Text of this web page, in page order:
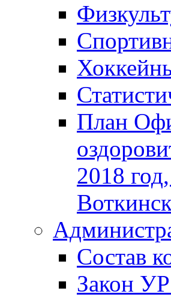
План
2018
Состав
Закон